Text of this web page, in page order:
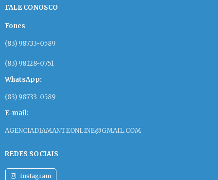
FALE CONOSCO
Fones
(83) 98733-0589
(83) 98128-0751
WhatsApp:
(83) 98733-0589
E-mail:
AGENCIADIAMANTEONLINE@GMAIL.COM
REDES SOCIAIS
Instagram